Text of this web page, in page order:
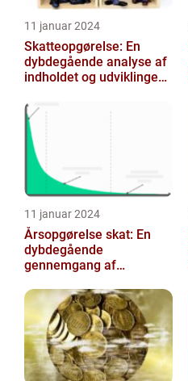
11 januar 2024
Skatteopgørelse: En
dybdegående analyse af
indholdet og udviklingen
11 januar 2024
Årsopgørelse skat: En
dybdegående
gennemgang af
gennem tiden